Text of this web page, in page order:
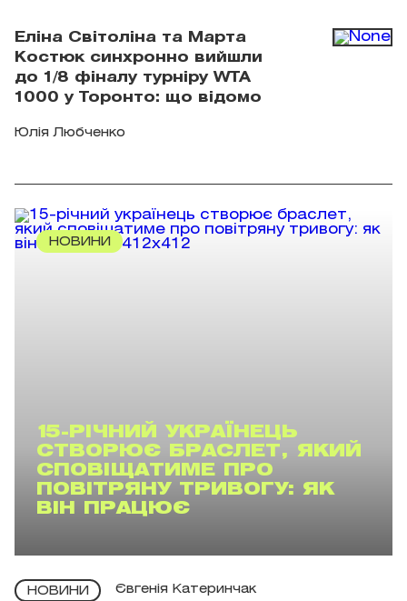
Еліна Світоліна та Марта
Костюк синхронно вийшли
до 1/8 фіналу турніру WTA
1000 у Торонто: що відомо
Юлія Любченко
НОВИНИ
15-РІЧНИЙ УКРАЇНЕЦЬ
СТВОРЮЄ БРАСЛЕТ, ЯКИЙ
СПОВІЩАТИМЕ ПРО
ПОВІТРЯНУ ТРИВОГУ: ЯК
ВІН ПРАЦЮЄ
НОВИНИ Євгенія Катеринчак